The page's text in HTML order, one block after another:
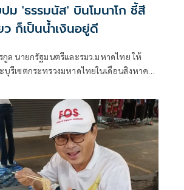
ม 'ธรรมนัส' บินโมนาโก ชี้สี
ก็เป็นน้ำเงินอยู่ดี
ล นายกรัฐมนตรีและรมว.มหาดไทย ให้
รีเซตกระทรวงมหาดไทยในเดือนสิงหาคม